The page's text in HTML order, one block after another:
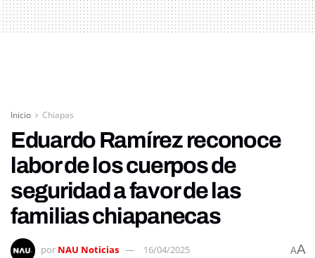
Inicio Chiapas
Eduardo Ramírez reconoce
labor de los cuerpos de
seguridad a favor de las
familias chiapanecas
por NAU Noticias 16/04/2025 AA